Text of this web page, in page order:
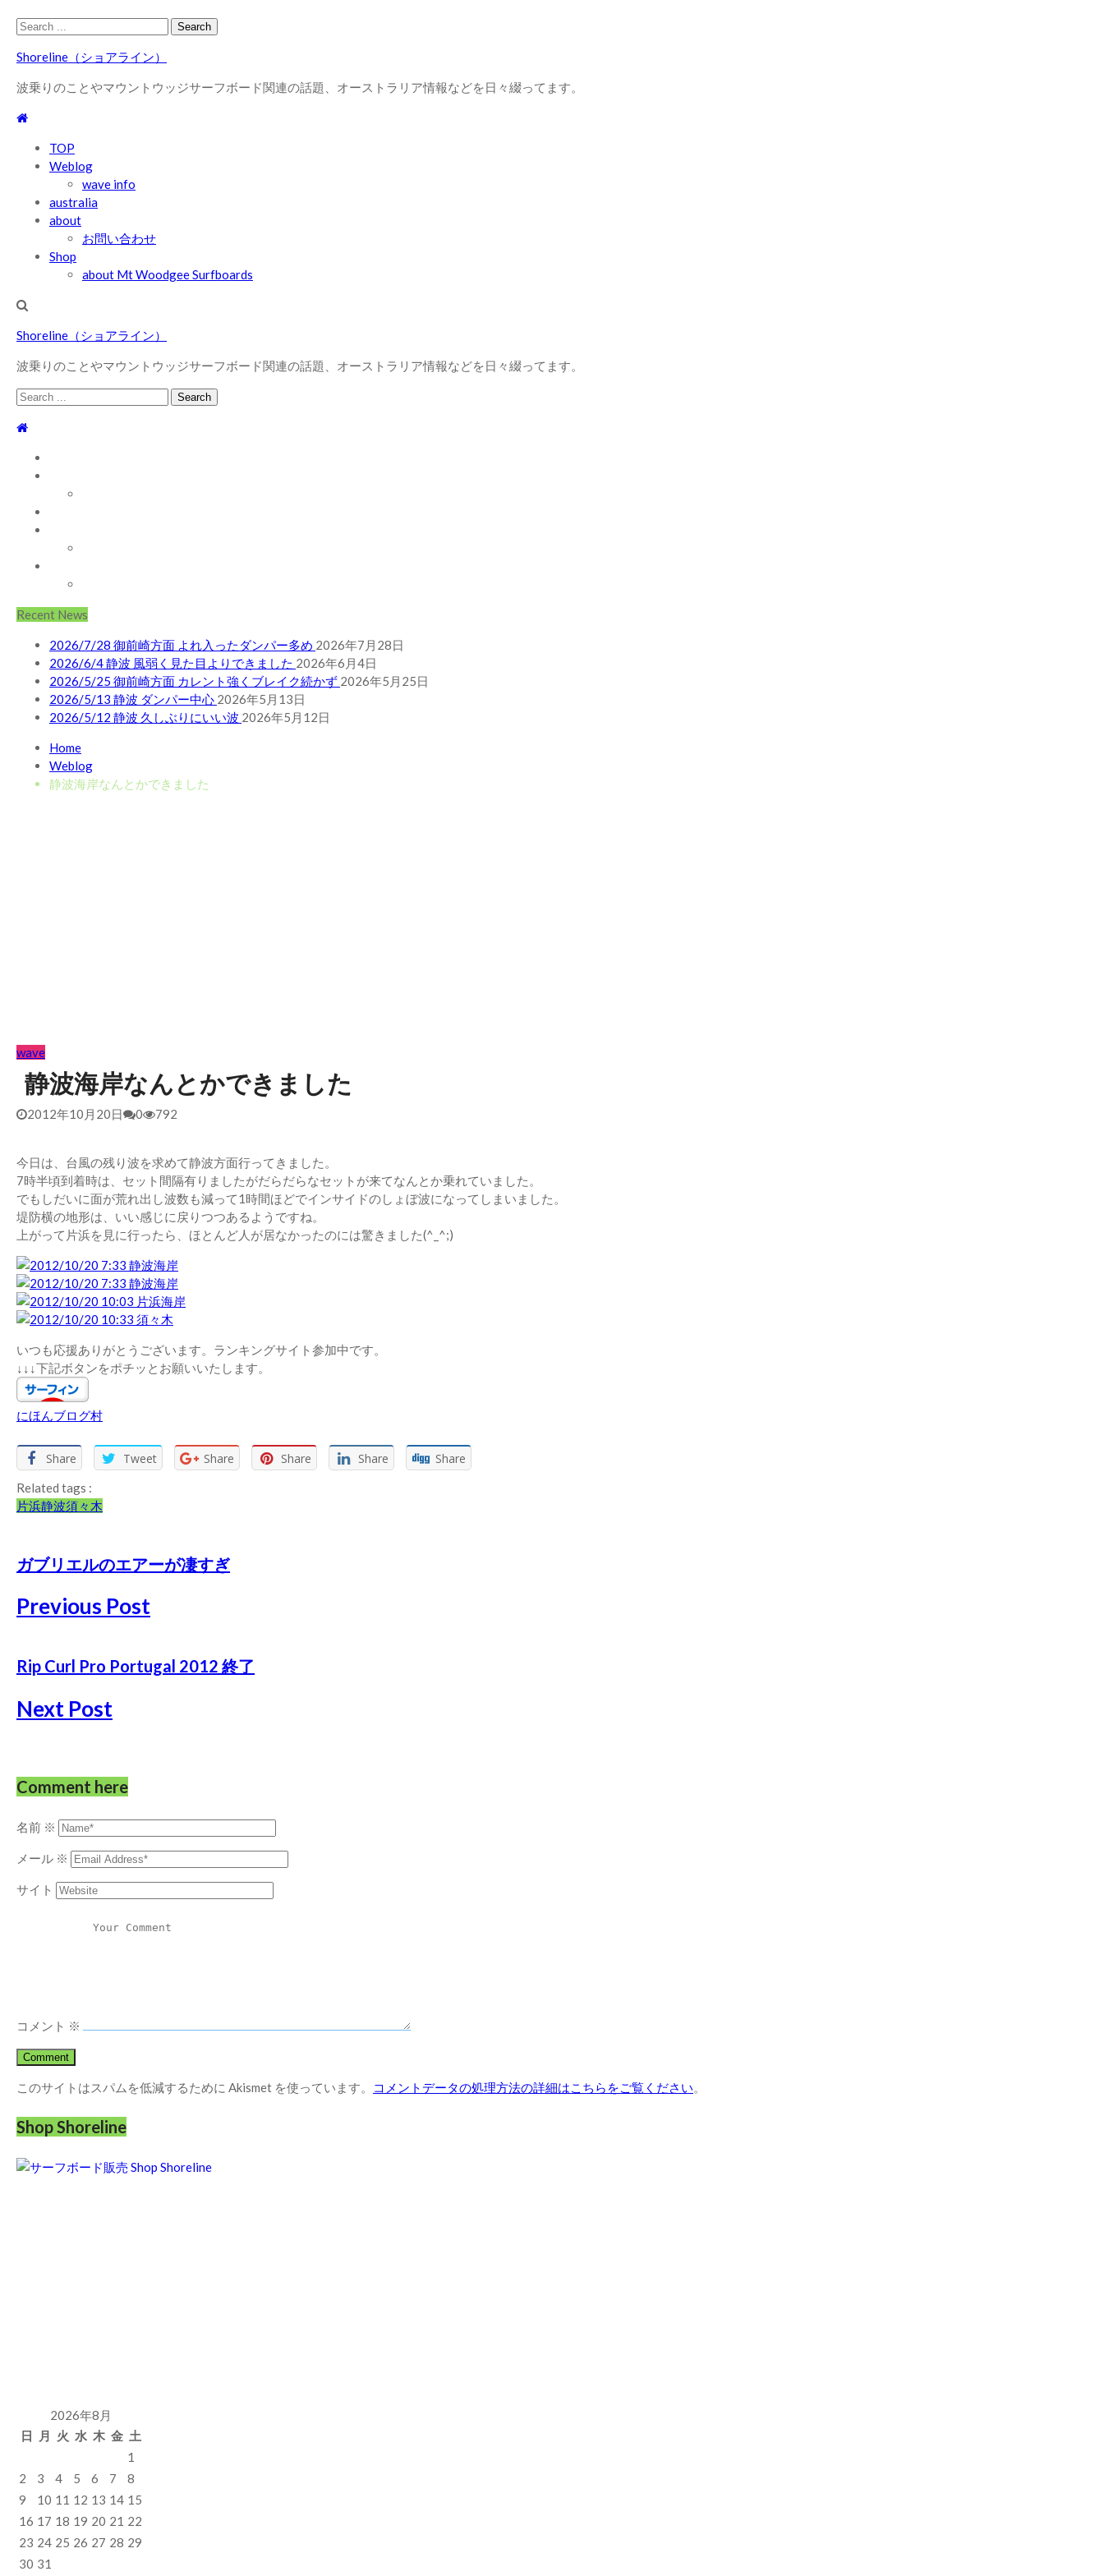
Skip
navigation
Skip
content
Search
Shoreline（ショアライン）
波乗りのことやマウントウッジサーフボード関連の話題、オーストラリア情報などを日々綴ってます。
TOP
Weblog
wave info
australia
about
お問い合わせ
Shop
about Mt Woodgee Surfboards
Shoreline（ショアライン）
波乗りのことやマウントウッジサーフボード関連の話題、オーストラリア情報などを日々綴ってます。
Search
Recent News
2026/7/28 御前崎方面 よれ入ったダンパー多め 2026年7月28日
2026/6/4 静波 風弱く見た目よりできました 2026年6月4日
2026/5/25 御前崎方面 カレント強くブレイク続かず 2026年5月25日
2026/5/13 静波 ダンパー中心 2026年5月13日
2026/5/12 静波 久しぶりにいい波 2026年5月12日
Home
Weblog
静波海岸なんとかできました
wave
静波海岸なんとかできました
2012年10月20日 0 792
今日は、台風の残り波を求めて静波方面行ってきました。
7時半頃到着時は、セット間隔有りましたがだらだらなセットが来てなんとか乗れていました。
でもしだいに面が荒れ出し波数も減って1時間ほどでインサイドのしょぼ波になってしまいました。
堤防横の地形は、いい感じに戻りつつあるようですね。
上がって片浜を見に行ったら、ほとんど人が居なかったのには驚きました(^_^;)
いつも応援ありがとうございます。ランキングサイト参加中です。
↓↓↓下記ボタンをポチッとお願いいたします。
にほんブログ村
Share Tweet Share Share Share Share
Related tags :
片浜静波須々木
ガブリエルのエアーが凄すぎ
Previous Post
Rip Curl Pro Portugal 2012 終了
Next Post
Comment here
名前 ※
メール ※
サイト
コメント ※
このサイトはスパムを低減するために Akismet を使っています。 コメントデータの処理方法の詳細はこちらをご覧ください。
Shop Shoreline
2026年8月
日
月 火 水 木 金 土
1
2
3 4 5 6 7
8
9
10 11 12 13 14 15
16 17 18 19 20 21 22
23 24 25 26 27 28 29
30 31